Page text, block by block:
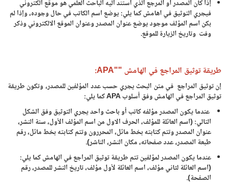
إذا كان المصدر او المرجع الذي استند اليه الباحث العلمي هو موقع الكتروني
فيجري التوثيق في اهامش كما يلي: يوضع اسم الكاتب في حال وجوده، وإذا لم
بكن اسم المؤلف موجود يوضع عنوان المصدر وعنوان الموقع الالكتروني وذكر
وفت وتاريخ الزيارة للموقع.
طريقة توثيق المراجع في الهامش ""APA:
إن توثيق المراجع في متن البحث يجري حسب عدد المؤلفين للمصدر، وتكون طريقة
توثيق المراجع في الهامش وفق أسلوب APA كما يلي:
عندما يكون المصدر مؤلفه كاتب أو باحث واحد يجري التوثيق وفق الشكل
التالي: (اسم العائلة للمؤلف، الحرف الاول من اسم المؤلف الأول، سنة النشر،
عنوان المصدر وتتم كتابته بخط مائل، المحررون وتتم كتابته بخط مائل، رقم
طبعة المصدر، عدد صفحاته، مكان النشر، الناشر).
عندما يكون المصدر لمؤلفين تتم طريقة توثيق المراجع في الهامش كما يلي:
(اسم العائلة لثاني مؤلف، اسم العائلة لأول مؤلف، تاريخ النشر للمصدر، رقم
الصفحة).